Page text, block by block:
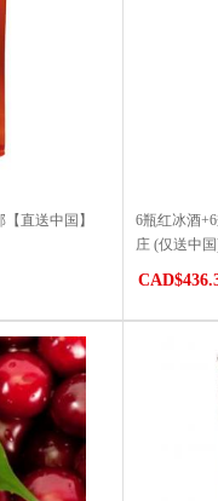
直送中国】
6瓶红冰酒
庄 (仅送中